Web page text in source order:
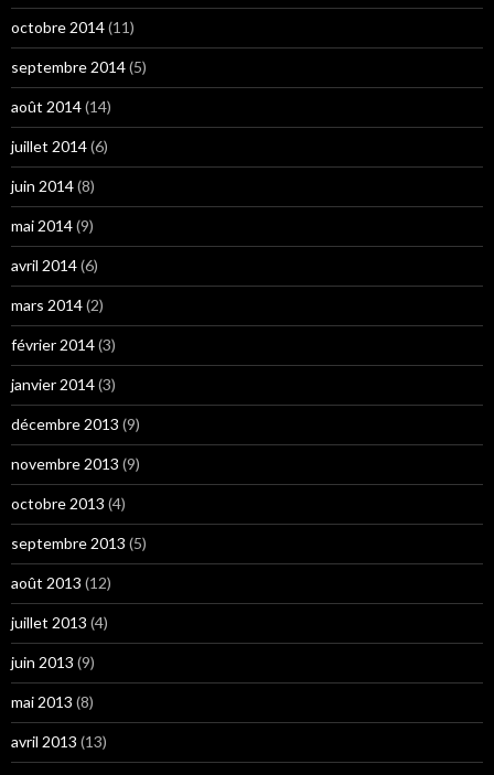
octobre 2014(11)
septembre 2014(5)
août 2014(14)
juillet 2014(6)
juin 2014(8)
mai 2014(9)
avril 2014(6)
mars 2014(2)
février 2014(3)
janvier 2014(3)
décembre 2013 (9)
novembre 2013 (9)
octobre 2013 (4)
septembre 2013 (5)
août 2013 (12)
juillet 2013 (4)
juin 2013 (9)
mai 2013 (8)
avril 2013 (13)